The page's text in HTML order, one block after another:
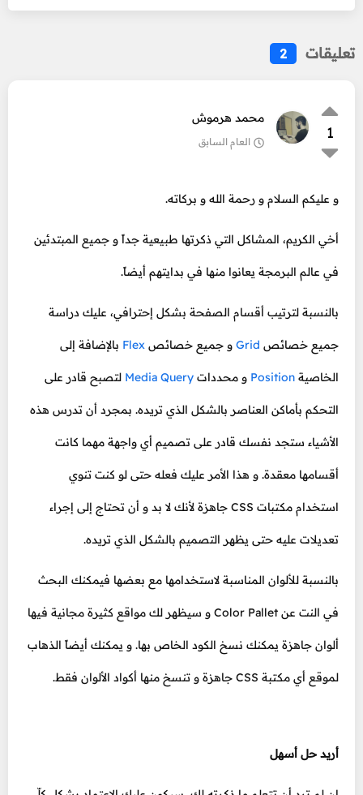
تعليقات 2
1
محمد هرموش
العام السابق
و عليكم السلام و رحمة الله و بركاته.
أخي الكريم، المشاكل التي ذكرتها طبيعية جداً و جميع المبتدئين
في عالم البرمجة يعانوا منها في بدايتهم أيضاً.
بالنسبة لترتيب أقسام الصفحة بشكل إحترافي، عليك دراسة
جميع خصائص Grid و جميع خصائص Flex بالإضافة إلى
الخاصية Position و محددات Media Query لتصبح قادر على
التحكم بأماكن العناصر بالشكل الذي تريده. بمجرد أن تدرس هذه
الأشياء ستجد نفسك قادر على تصميم أي واجهة مهما كانت
أقسامها معقدة. و هذا الأمر عليك فعله حتى لو كنت تنوي
استخدام مكتبات CSS جاهزة لأنك لا بد و أن تحتاج إلى إجراء
تعديلات عليه حتى يظهر التصميم بالشكل الذي تريده.
بالنسبة للألوان المناسبة لاستخدامها مع بعضها فيمكنك البحث
في النت عن Color Pallet و سيظهر لك مواقع كثيرة مجانية فيها
ألوان جاهزة يمكنك نسخ الكود الخاص بها. و يمكنك أيضاً الذهاب
لموقع أي مكتبة CSS جاهزة و تنسخ منها أكواد الألوان فقط.
أريد حل أسهل